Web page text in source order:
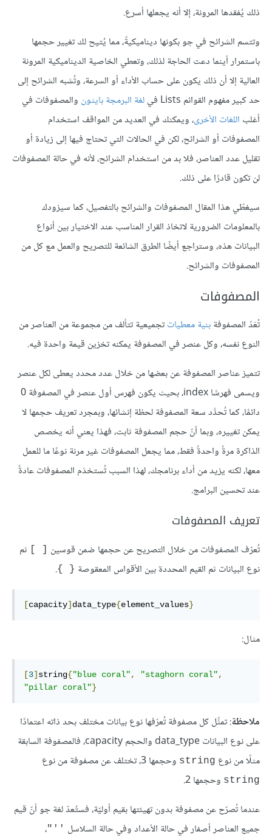
ذلك يُفقدها المرونة، إلا أنه يجعلها أسرع.
وتتسم الشرائح في جو بكونها ديناميكيةً، مما يُتيح لك تغيير حجمها
باستمرار أينما دعت الحاجة لذلك، وتعطي الخاصية الديناميكية المرونة
العالية إلا أن ذلك يكون على حساب الأداء أو السرعة، وتُشبه الشرائح إلى
حد كبير مفهوم القوائم Lists في
لغة البرمجة بايثون والمصفوفات في
أغلب اللغات الأخرى، ويمكنك في العديد من المواقف استخدام
المصفوفات أو الشرائح، لكن في الحالات التي تحتاج فيها إلى زيادة أو
تقليل عدد العناصر، فلا بد من استخدام الشرائح، لأنه في حالة المصفوفات
لن تكون قادرًا على ذلك.
سيغطّي هذا المقال المصفوفات والشرائح بالتفصيل، كما سيزودك
بالمعلومات الضرورية لاتخاذ القرار المناسب عند الاختيار بين أنواع
البيانات هذه، وستراجع أيضًا الطرق الشائعة للتصريح والعمل مع كل من
المصفوفات والشرائح.
المصفوفات
تُعَدّ المصفوفةبنية معطياتتجميعية تتألف من مجموعة من العناصر من
النوع نفسه، وكل عنصر في المصفوفة يمكنه تخزين قيمة واحدة فيه.
تتميز عناصر المصفوفة عن بعضها من خلال عدد محدد يعطى لكل عنصر
ويسمى فهرسًا index، بحيث يكون فهرس أول عنصر في المصفوفة 0
دائمًا، كما تُحدَّد سعة المصفوفة لحظة إنشائها، وبمجرد تعريف حجمها لا
يمكن تغييره، وبما أنّ حجم المصفوفة ثابت، فهذا يعني أنه يخصص
الذاكرة مرةً واحدةً فقط، مما يجعل المصفوفات غير مرنة نوعًا ما للعمل
معها، لكنه يزيد من أداء برنامجك، لهذا السبب تُستخدَم المصفوفات عادةً
عند تحسين البرامج.
تعريف المصفوفات
تُعرّف المصفوفات من خلال التصريح عن حجمها ضمن قوسين
ثم
نوع البيانات ثم القيم المحددة بين الأقواس المعقوصة { }
.
[capacity] data_type{element_values}
مثال:
[3] string{"blue coral", "staghorn coral",
"pillar coral"}
ملاحظة: تمثِّل كل مصفوفة تُعرّفها نوع بيانات مختلف بحد ذاته اعتمادًا
على نوع البيانات data_type والحجم capacity، فالمصفوفة السابقة
مثلًا من نوع string وحجمها 3، تختلف عن مصفوفة من نوع
string وحجمها 2.
عندما تُصرّح عن مصفوفة بدون تهيئتها بقيم أوليّة، فستُعدّ لغة جو أنّ قيم
جميع العناصر أصفار في حالة الأعداد وفي حالة السلاسل ''"،